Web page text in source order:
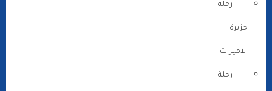
رحلة
جزيرة
الاميرات
رحلة